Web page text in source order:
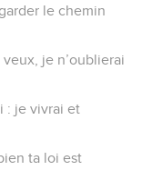
le chemin
je n’oublierai
: je vivrai et
ta loi est